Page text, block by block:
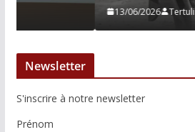
Tertulias
Newsletter
S'inscrire à notre newsletter
Prénom